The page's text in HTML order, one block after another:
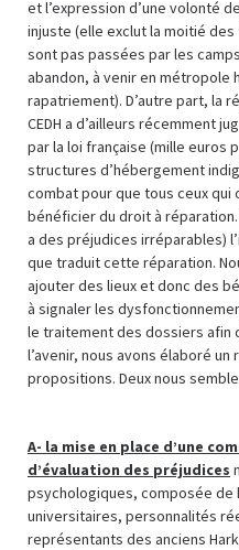
et l’expression d’une volonté
injuste (elle exclut la moitié
sont pas passées par les
abandon, à venir en métropole
rapatriement). D’autre part, la
CEDH a d’ailleurs récemment
par la loi française (mille euros
structures d’hébergement
combat pour que tous ceux
bénéficier du droit à
a des préjudices irréparables)
que traduit cette réparation.
ajouter des lieux et donc des
à signaler les
le traitement des dossiers afin
l’avenir, nous avons élaboré
propositions. Deux nous
A- la mise en place d’une
d’évaluation des préjudices
psychologiques, composée
universitaires, personnalités
représentants des anciens